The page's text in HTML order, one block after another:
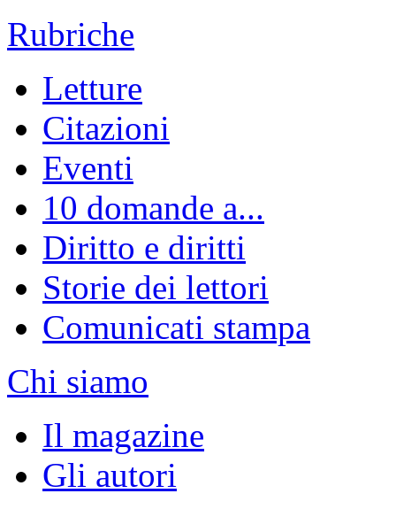
Rubriche
Letture
Citazioni
Eventi
10 domande a...
Diritto e diritti
Storie dei lettori
Comunicati stampa
Chi siamo
Il magazine
Gli autori